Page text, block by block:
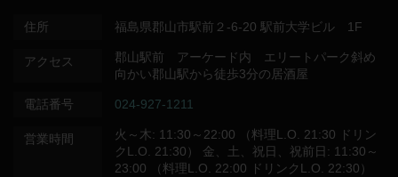
住所 福島県郡山市駅前２-6-20 駅前大学ビル 1F
アクセス
郡山駅前 アーケード内 エリートパーク斜め
向かい郡山駅から徒歩3分の居酒屋
電話番号 024-927-1211
営業時間
火～木: 11:30～22:00 （料理L.O. 21:30 ドリン
クL.O. 21:30） 金、土、祝日、祝前日: 11:30～
23:00 （料理L.O. 22:00 ドリンクL.O. 22:30）